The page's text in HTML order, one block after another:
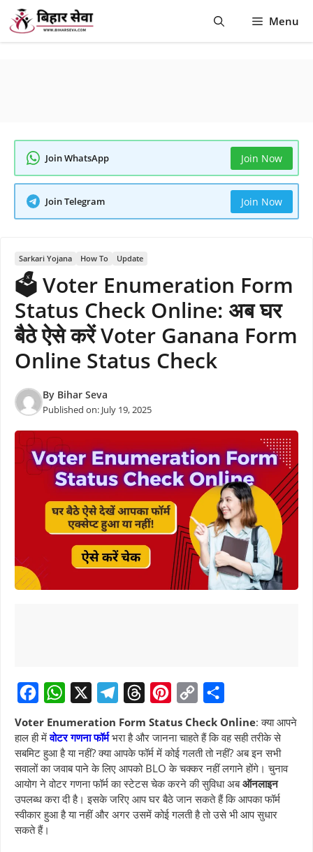
Skip
content
Menu
Join WhatsApp Join Now
Join Telegram Join Now
Sarkari Yojana How To Update
🗳️ Voter Enumeration Form
Status Check Online: अब घर
बैठे ऐसे करें Voter Ganana Form
Online Status Check
By Bihar Seva
Published on: July 19, 2025
a
c
e
b
o
h
a
t
s
A
p
e
l
e
g
r
h
r
e
a
d
i
n
t
e
r
o
p
y
L
i
h
a
e
Voter Enumeration Form Status Check Online: क्या आपने
हाल ही मेंवोटर गणना फॉर्मभरा है और जानना चाहते हैं कि वह सही तरीके से
सबमिट हुआ है या नहीं? क्या आपके फॉर्म में कोई गलती तो नहीं? अब इन सभी
सवालों का जवाब पाने के लिए आपको BLO के चक्कर नहीं लगाने होंगे। चुनाव
आयोग ने वोटर गणना फॉर्म का स्टेटस चेक करने की सुविधा अबऑनलाइन
उपलब्ध करा दी है। इसके जरिए आप घर बैठे जान सकते हैं कि आपका फॉर्म
स्वीकार हुआ है या नहीं और अगर उसमें कोई गलती है तो उसे भी आप सुधार
सकते हैं।